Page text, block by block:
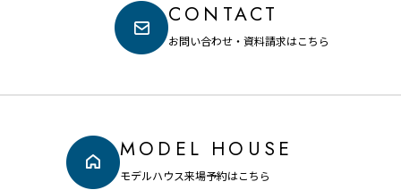
CONTACT
お問い合わせ・資料請求はこちら
MODEL HOUSE
モデルハウス来場予約はこちら